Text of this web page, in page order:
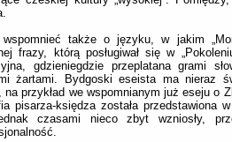
wspomnieć także o języku, w jakim
frazy, którą posługiwał się w
gdzieniegdzie przeplatana grami
żartami. Bydgoski eseista ma nieraz
na przykład we wspomnianym już eseju o
pisarza-księdza została przedstawiona
czasami nieco zbyt wzniosły,